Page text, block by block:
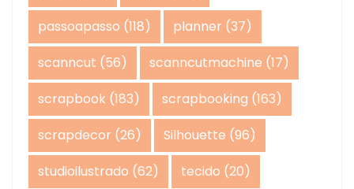
passoapasso (118) planner (37)
scanncut (56) scanncutmachine (17)
scrapbook (183) scrapbooking (163)
scrapdecor (26) Silhouette (96)
studioilustrado (62) tecido (20)